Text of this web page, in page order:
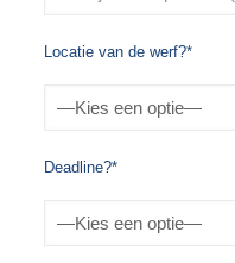
Locatie van de werf?*
Deadline?*